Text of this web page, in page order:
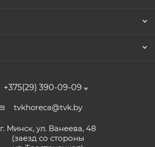
+375(29) 390-09-09
tvkhoreca@tvk.by
г. Минск, ул. Ванеева, 48
(заезд со стороны